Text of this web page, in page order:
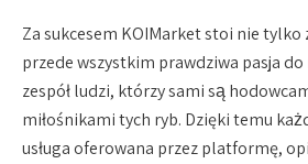
Za sukcesem KOIMarket stoi nie tylko
przede wszystkim prawdziwa pasja do
zespół ludzi, którzy sami są
miłośnikami tych ryb. Dzięki temu
usługa oferowana przez platformę,